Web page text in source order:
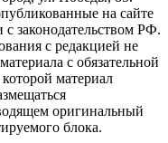
на сайте
с законодательством РФ.
с редакцией не
с обязательной
материал
оригинальный
блока.